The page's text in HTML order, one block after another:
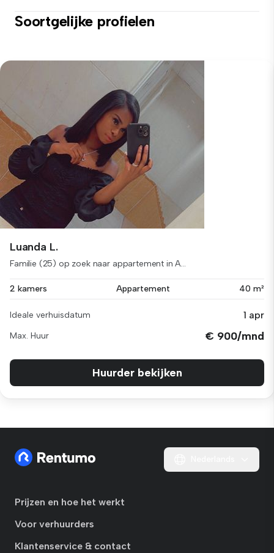
Soortgelijke profielen
Luanda L.
Familie (25) op zoek naar appartement in A...
2 kamers Appartement 40 m²
Ideale verhuisdatum 1 apr
Max. Huur € 900/mnd
Huurder bekijken
Prijzen en hoe het werkt
Voor verhuurders
Klantenservice & contact